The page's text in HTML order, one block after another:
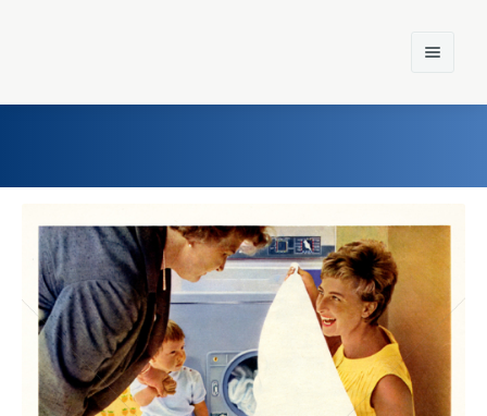
Einst und Heute
Marken
Konzerne
Epoche